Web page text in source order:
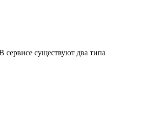
сервисе существуют два типа